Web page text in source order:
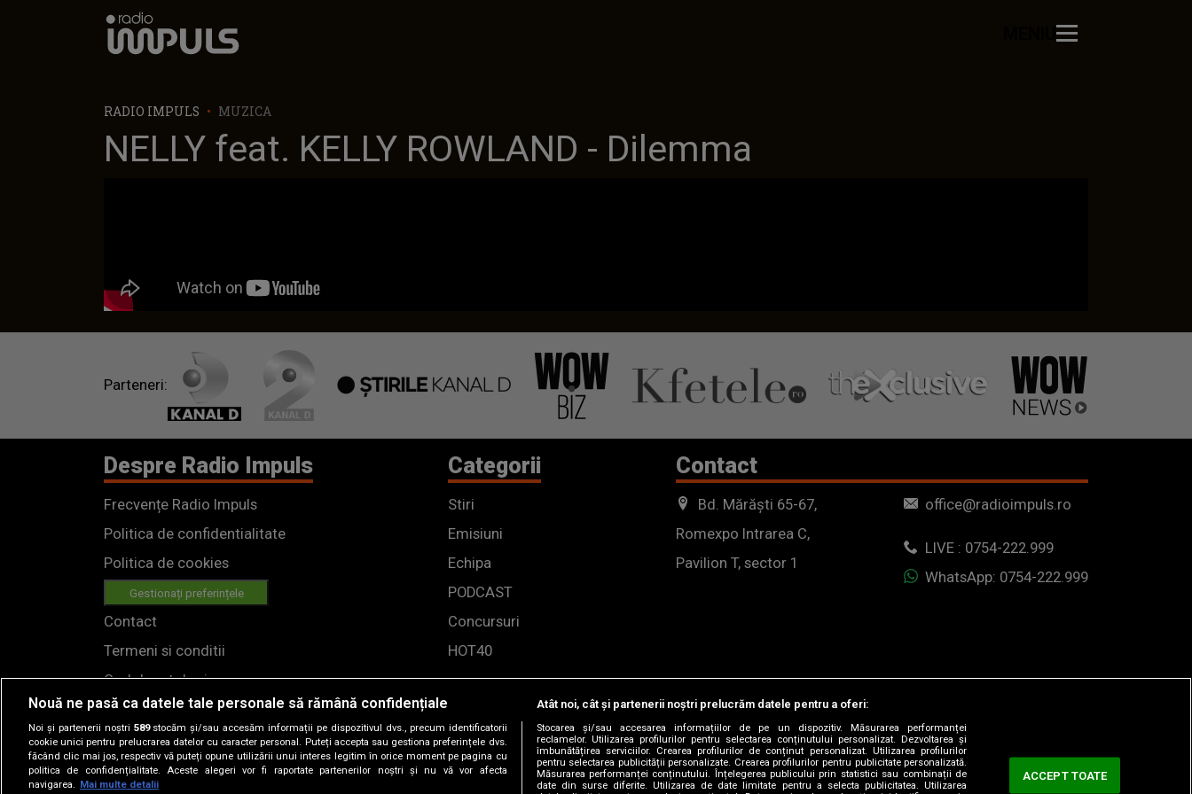
Radio Impuls
RADIO IMPULS MUZICA
NELLY feat. KELLY ROWLAND - Dilemma
Parteneri:
Despre Radio Impuls
Frecvențe Radio Impuls
Politica de confidentialitate
Politica de cookies
Gestionați preferințele
Contact
Termeni si conditii
Cod deontologic
Regulamente
Categorii
Stiri
Emisiuni
Echipa
PODCAST
Concursuri
HOT40
Contact
Bd. Mărăști 65-67,
Romexpo Intrarea C,
Pavilion T, sector 1
office@radioimpuls.ro
LIVE : 0754-222.999
WhatsApp: 0754-222.999
Nouă ne pasă ca datele tale personale să rămână confidențiale
Noi și partenerii noștri 589stocăm și/sau accesăm informații pe dispozitivul dvs., precum identificatorii
cookie unici pentru prelucrarea datelor cu caracter personal. Puteți accepta sau gestiona preferințele dvs.
făcând clic mai jos, respectiv vă puteți opune utilizării unui interes legitim în orice moment pe pagina cu
politica de confidențialitate. Aceste alegeri vor fi raportate partenerilor noștri și nu vă vor afecta
navigarea.
Mai multe detalii
Atât noi, cât și partenerii noștri prelucrăm datele pentru a oferi:
Stocarea și/sau accesarea informațiilor de pe un dispozitiv. Măsurarea performanței
reclamelor. Utilizarea profilurilor pentru selectarea conținutului personalizat. Dezvoltarea și
îmbunătățirea serviciilor. Crearea profilurilor de conținut personalizat. Utilizarea profilurilor
pentru selectarea publicității personalizate. Crearea profilurilor pentru publicitate personalizată.
Măsurarea performanței conținutului. Înțelegerea publicului prin statistici sau combinații de
date din surse diferite. Utilizarea de date limitate pentru a selecta publicitatea. Utilizarea
ACCEPT TOATE